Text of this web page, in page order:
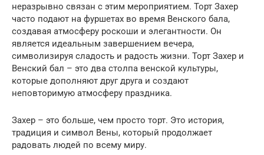
неразрывно связан с этим мероприятием. Торт Захер
часто подают на фуршетах во время Венского бала,
создавая атмосферу роскоши и элегантности. Он
является идеальным завершением вечера,
символизируя сладость и радость жизни. Торт Захер и
Венский бал – это два столпа венской культуры,
которые дополняют друг друга и создают
неповторимую атмосферу праздника.
Захер – это больше, чем просто торт. Это история,
традиция и символ Вены, который продолжает
радовать людей по всему миру.